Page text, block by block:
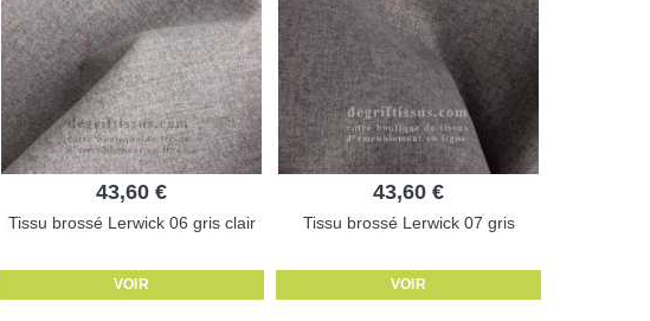
43,60 €
Tissu brossé Lerwick 06 gris clair
VOIR
43,60 €
Tissu brossé Lerwick 07 gris
VOIR